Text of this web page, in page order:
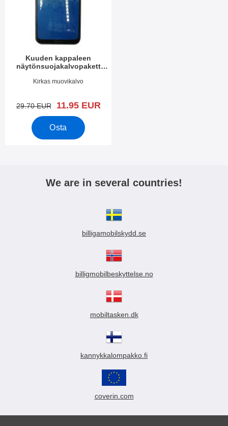
Kuuden kappaleen
näytönsuojakalvopakett
Tuote.nro 47408
Kirkas muovikalvo
vanha hinta
29.70 EUR uusi hinta
11.95 EUR
Osta
We are in several countries!
billigamobilskydd.se
billigmobilbeskyttelse.no
mobiltasken.dk
kannykkalompakko.fi
coverin.com